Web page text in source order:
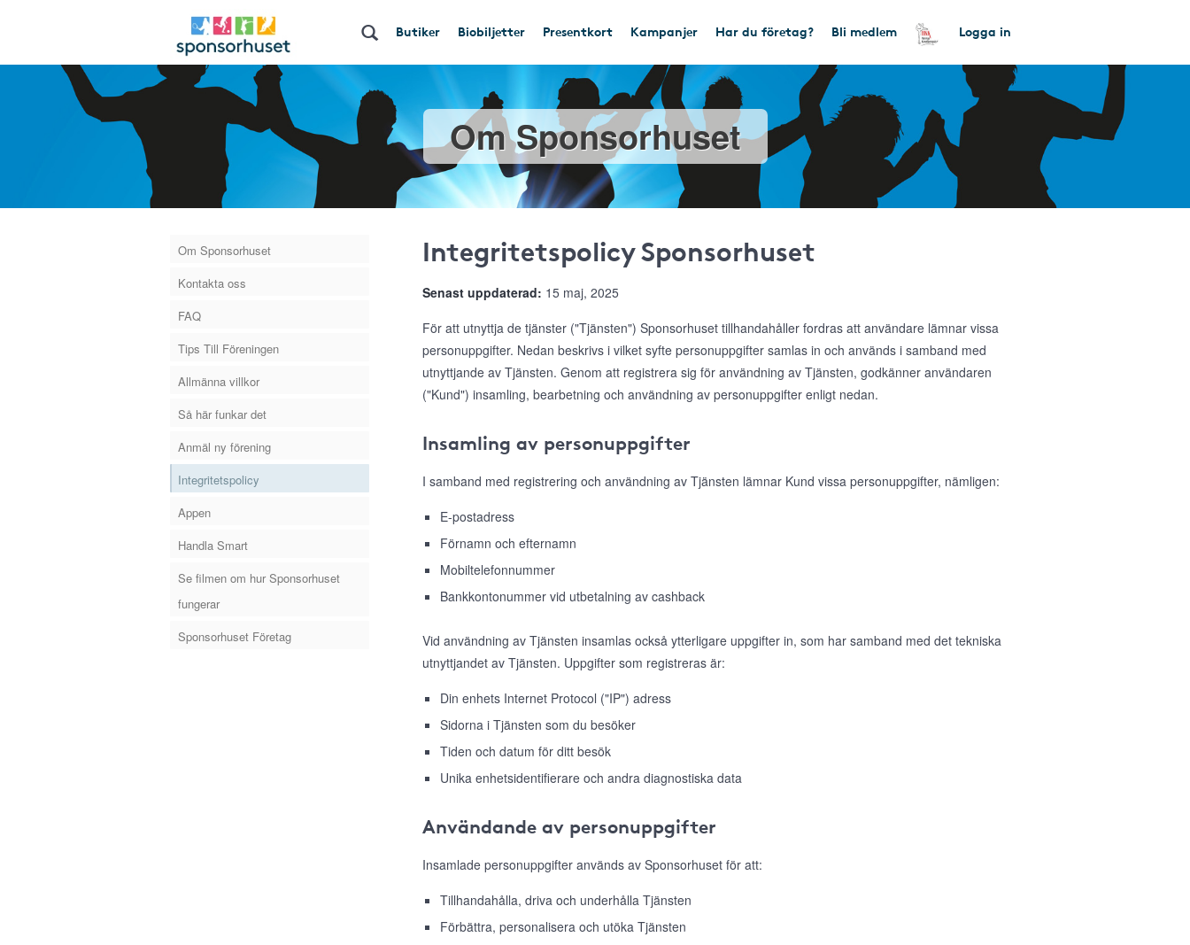
Butiker Biobiljetter Presentkort Kampanjer Har du företag? Bli medlem Logga in
Om Sponsorhuset
Om Sponsorhuset
Kontakta oss
FAQ
Tips Till Föreningen
Allmänna villkor
Så här funkar det
Anmäl ny förening
Integritetspolicy
Appen
Handla Smart
Se filmen om hur Sponsorhuset
fungerar
Sponsorhuset Företag
Integritetspolicy Sponsorhuset
Senast uppdaterad: 15 maj, 2025
För att utnyttja de tjänster ("Tjänsten") Sponsorhuset tillhandahåller fordras att användare lämnar vissa
personuppgifter. Nedan beskrivs i vilket syfte personuppgifter samlas in och används i samband med
utnyttjande av Tjänsten. Genom att registrera sig för användning av Tjänsten, godkänner användaren
("Kund") insamling, bearbetning och användning av personuppgifter enligt nedan.
Insamling av personuppgifter
I samband med registrering och användning av Tjänsten lämnar Kund vissa personuppgifter, nämligen:
E-postadress
Förnamn och efternamn
Mobiltelefonnummer
Bankkontonummer vid utbetalning av cashback
Vid användning av Tjänsten insamlas också ytterligare uppgifter in, som har samband med det tekniska
utnyttjandet av Tjänsten. Uppgifter som registreras är:
Din enhets Internet Protocol ("IP") adress
Sidorna i Tjänsten som du besöker
Tiden och datum för ditt besök
Unika enhetsidentifierare och andra diagnostiska data
Användande av personuppgifter
Insamlade personuppgifter används av Sponsorhuset för att:
Tillhandahålla, driva och underhålla Tjänsten
Förbättra, personalisera och utöka Tjänsten